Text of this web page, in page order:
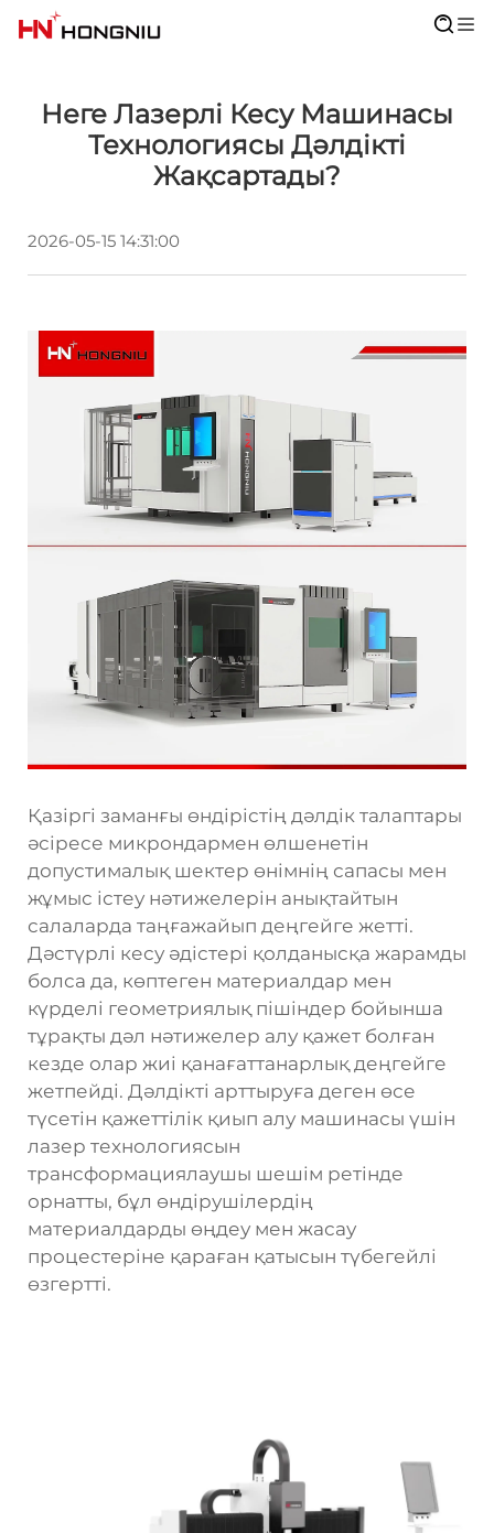
Неге Лазерлі Кесу Машинасы
Технологиясы Дәлдікті
Жақсартады?
2026-05-15 14:31:00
Қазіргі заманғы өндірістің дәлдік талаптары
әсіресе микрондармен өлшенетін
допустималық шектер өнімнің сапасы мен
жұмыс істеу нәтижелерін анықтайтын
салаларда таңғажайып деңгейге жетті.
Дәстүрлі кесу әдістері қолданысқа жарамды
болса да, көптеген материалдар мен
күрделі геометриялық пішіндер бойынша
тұрақты дәл нәтижелер алу қажет болған
кезде олар жиі қанағаттанарлық деңгейге
жетпейді. Дәлдікті арттыруға деген өсе
түсетін қажеттілік қиып алу машинасы үшін
лазер технологиясын
трансформациялаушы шешім ретінде
орнатты, бұл өндірушілердің
материалдарды өңдеу мен жасау
процестеріне қараған қатысын түбегейлі
өзгертті.